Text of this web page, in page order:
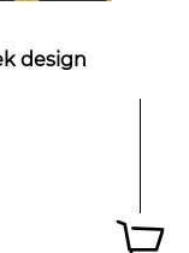
design